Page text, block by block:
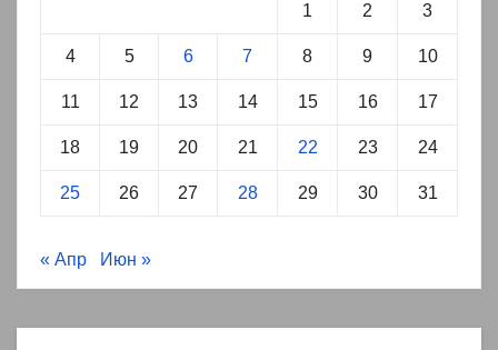
1 2 3
4 5 6 7 8 9 10
11 12 13 14 15 16 17
18 19 20 21 22 23 24
25 26 27 28 29 30 31
« Апр Июн »